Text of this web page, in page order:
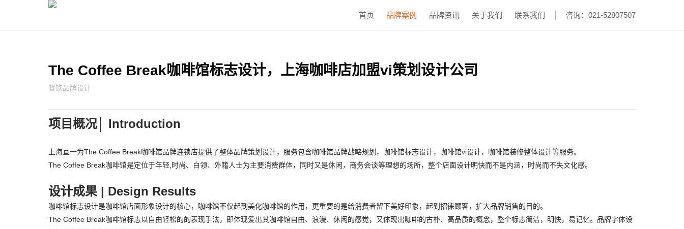
咨询：021-52807507
首页 品牌案例 品牌资讯 关于我们 联系我们
The Coffee Break咖啡馆标志设计，上海咖啡店加盟vi策划设计公司
餐饮品牌设计
项目概况│ Introduction
上海亘一为The Coffee Break咖啡馆品牌连锁店提供了整体品牌策划设计，服务包含咖啡馆品牌战略规划，咖啡馆标志设计，咖啡馆vi设计，咖啡馆装修整体设计等服务。
The Coffee Break咖啡馆是定位于年轻,时尚、白领、外籍人士为主要消费群体，同时又是休闲，商务会谈等理想的场所，整个店面设计明快而不是内涵，时尚而不失文化感。
设计成果 | Design Results
咖啡馆标志设计是咖啡馆店面形象设计的核心，咖啡馆不仅起到美化咖啡馆的作用，更重要的是给消费者留下美好印象，起到招徕顾客，扩大品牌销售的目的。
The Coffee Break咖啡馆标志以自由轻松的的表现手法，即体现爱出其咖啡馆自由、浪漫、休闲的感觉，又体现出咖啡的古朴、高品质的概念，整个标志简洁，明快，易记忆。品牌字体设